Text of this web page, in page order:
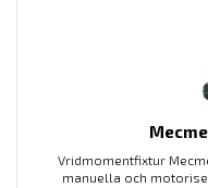
Vridmomentfixtur
manuella och